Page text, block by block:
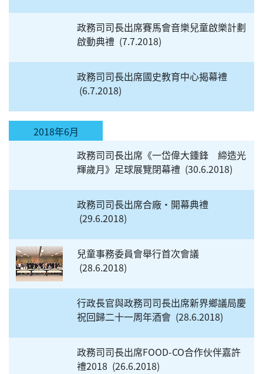
政務司司長出席賽馬會音樂兒童啟樂計劃
啟動典禮 7.7.2018
政務司司長出席國史教育中心揭幕禮
6.7.2018
2018年6月
政務司司長出席《一岱偉大鍾鋒 締造光
輝歲月》足球展覽閉幕禮 30.6.2018
政務司司長出席合廠・開幕典禮
29.6.2018
兒童事務委員會舉行首次會議
28.6.2018
行政長官與政務司司長出席新界鄉議局慶
祝回歸二十一周年酒會 28.6.2018
政務司司長出席FOOD-CO合作伙伴嘉許
禮2018 26.6.2018